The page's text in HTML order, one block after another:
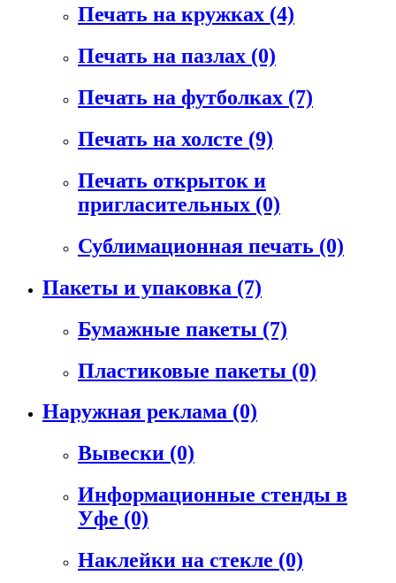
Печать на кружках (4)
Печать на пазлах (0)
Печать на футболках (7)
Печать на холсте (9)
Печать открыток и
пригласительных (0)
Сублимационная печать (0)
Пакеты и упаковка (7)
Бумажные пакеты (7)
Пластиковые пакеты (0)
Наружная реклама (0)
Вывески (0)
Информационные стенды в
Уфе (0)
Наклейки на стекле (0)